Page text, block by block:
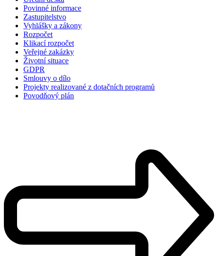
Povinné informace
Zastupitelstvo
Vyhlášky a zákony
Rozpočet
Klikací rozpočet
Veřejné zakázky
Životní situace
GDPR
Smlouvy o dílo
Projekty realizované z dotačních programů
Povodňový plán